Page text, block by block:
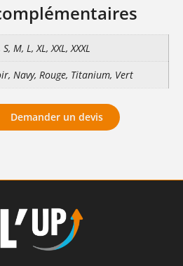
S, M, L, XL, XXL, XXXL
Navy, Rouge, Titanium, Vert
Demander un devis